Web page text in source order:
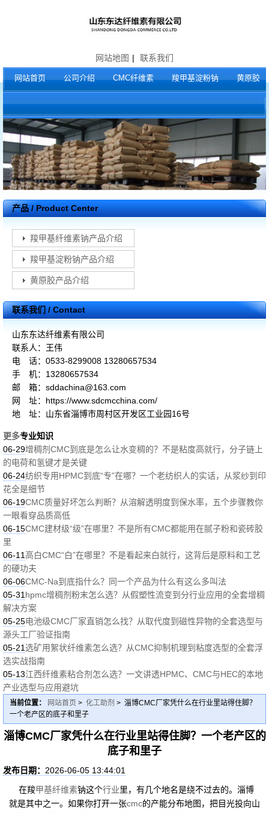
网站地图 | 联系我们
网站首页 公司介绍 CMC纤维素 羧甲基淀粉钠 黄原胶
产品 / Product Center
羧甲基纤维素钠产品介绍
羧甲基淀粉钠产品介绍
黄原胶产品介绍
联系我们 / Contact
山东东达纤维素有限公司
联系人：王伟
电 话：0533-8299008 13280657534
手 机：13280657534
邮 箱：sddachina@163.com
网 址：https://www.sdcmcchina.com/
地 址：山东省淄博市周村区开发区工业园16号
更多专业知识
06-29增稠剂CMC到底是怎么让水变稠的？不是粘度高就行，分子链上
的电荷和氢键才是关键
06-24纺织专用HPMC到底“专”在哪？一个老纺织人的实话，从浆纱到印
花全是细节
06-19CMC质量好坏怎么判断？从溶解透明度到保水率，五个步骤教你
一眼看穿品质高低
06-15CMC建材级“级”在哪里？不是所有CMC都能用在腻子粉和瓷砖胶
里
06-11高白CMC“白”在哪里？不是看起来白就行，这背后是原料和工艺
的硬功夫
06-06CMC-Na到底指什么？同一个产品为什么有这么多叫法
05-31 hpmc增稠剂粉末怎么选？从假塑性流变到分行业应用的全套增稠
解决方案
05-25电池级CMC厂家直销怎么找？从取代度到磁性异物的全套选型与
源头工厂验证指南
05-21选矿用絮状纤维素怎么选？从CMC抑制机理到粘度选型的全套浮
选实战指南
05-13江西纤维素粘合剂怎么选？一文讲透HPMC、CMC与HEC的本地
产业选型与应用避坑
当前位置： 网站首页 > 化工助剂 > 淄博CMC厂家凭什么在行业里站得住脚？
一个老产区的底子和里子
淄博CMC厂家凭什么在行业里站得住脚？一个老产区的
底子和里子
发布日期： 2026-06-05 13:44:01
在羧甲基纤维素钠这个行业里，有几个地名是绕不过去的。淄博
就是其中之一。如果你打开一张cmc的产能分布地图，把目光投向山